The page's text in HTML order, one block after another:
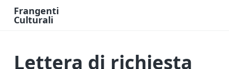
Frangenti
Culturali
rLettera di richiesta